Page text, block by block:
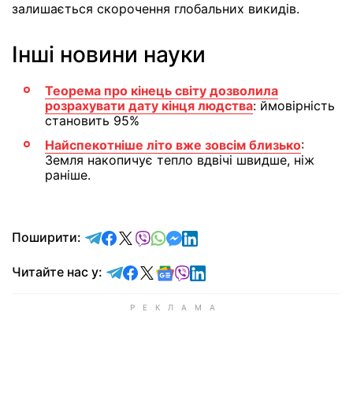
залишається скорочення глобальних викидів.
Інші новини науки
Теорема про кінець світу дозволила
розрахувати дату кінця людства: ймовірність
становить 95%
Найспекотніше літо вже зовсім близько:
Земля накопичує тепло вдвічі швидше, ніж
раніше.
Поширити: відправити у Telegram
поділитись у Facebook
поділитись у X
відправити у Viber
відправити у Whatsapp
відправити у Messenger
відправити у LinkedIn
Читайте нас у: Читайте у Telegram
Читайте у Facebook
Читайте у X
Читайте у Google news
Читайте у Viber
Читайте у LinkedIn